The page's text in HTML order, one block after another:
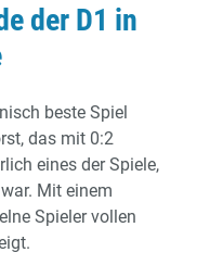
der D1 in
beste Spiel
das mit 0:2
eines der Spiele,
Mit einem
Spieler vollen